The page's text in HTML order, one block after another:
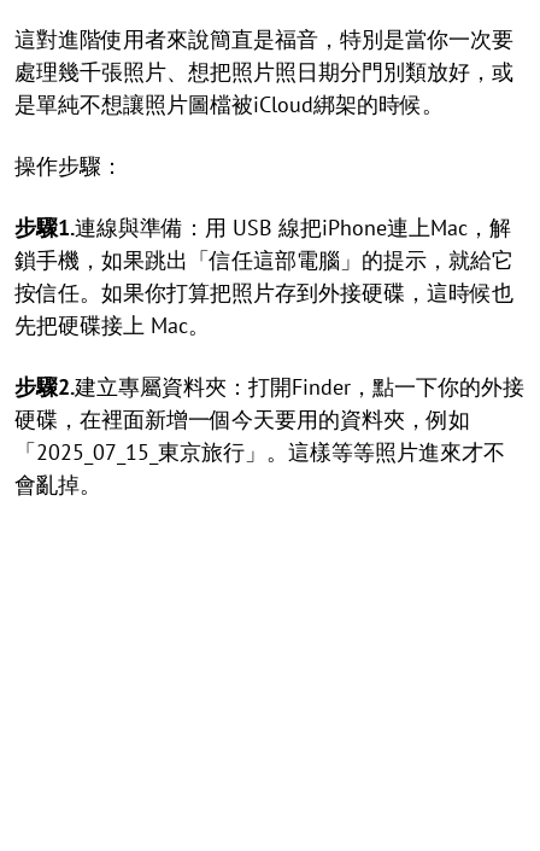
這對進階使用者來說簡直是福音，特別是當你一次要
處理幾千張照片、想把照片照日期分門別類放好，或
是單純不想讓照片圖檔被iCloud綁架的時候。
操作步驟：
步驟1.連線與準備：用 USB 線把iPhone連上Mac，解
鎖手機，如果跳出「信任這部電腦」的提示，就給它
按信任。如果你打算把照片存到外接硬碟，這時候也
先把硬碟接上 Mac。
步驟2.建立專屬資料夾：打開Finder，點一下你的外接
硬碟，在裡面新增一個今天要用的資料夾，例如
「2025_07_15_東京旅行」。這樣等等照片進來才不
會亂掉。